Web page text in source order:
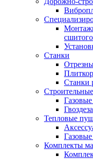
Станки
Станки
Тепловые
Комплекты